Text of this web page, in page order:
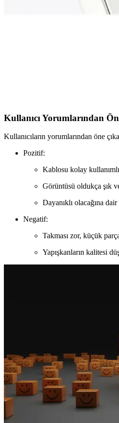
Xiaomi Redmi Note 9 Pro için
koruyucularını karşılaştırıyoruz.
Kullanıcı Yorumlarından
Kullanıcıların yorumlarından öne
Pozitif:
Kablosu kolay
Görüntüsü oldukça şık
Dayanıklı olacağına
Negatif:
Takması zor, küçük
Yapışkanların kalitesi